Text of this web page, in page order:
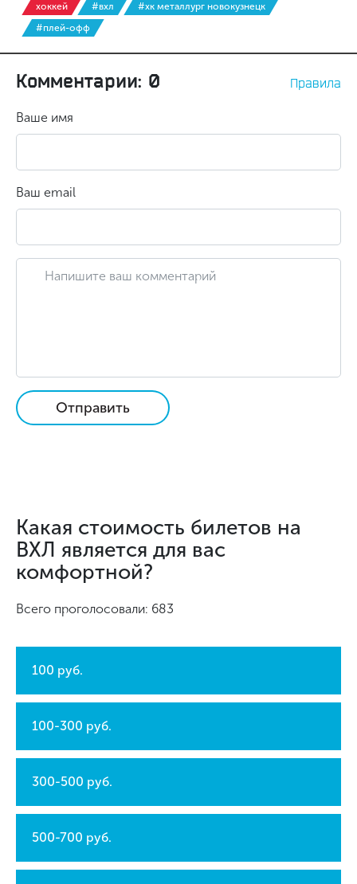
хоккей #вхл
#хк металлург новокузнецк
#плей-офф
Комментарии: 0 Правила
Ваше имя
Ваш email
Отправить
Какая стоимость билетов на
ВХЛ является для вас
комфортной?
Всего проголосовали: 683
100 руб.
100-300 руб.
300-500 руб.
500-700 руб.